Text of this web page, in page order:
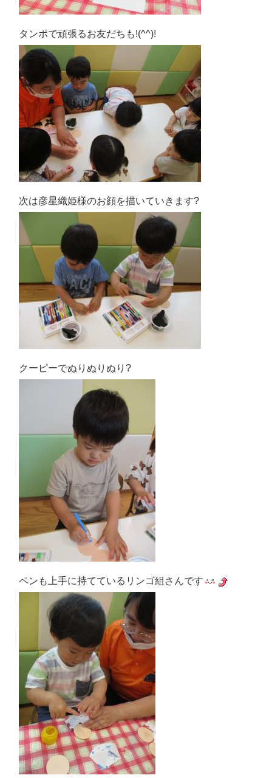
タンポで頑張るお友だちも!(^^)!
次は彦星織姫様のお顔を描いていきます?
クーピーでぬりぬりぬり?
ペンも上手に持てているリンゴ組さんです